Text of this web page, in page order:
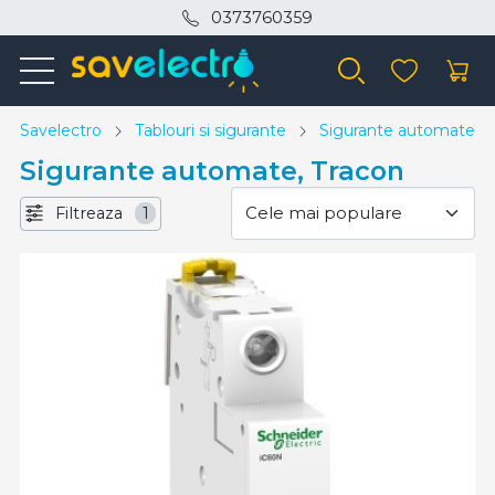
0373760359
Savelectro Tablouri si sigurante Sigurante automate
Sigurante automate, Tracon
Filtreaza 1